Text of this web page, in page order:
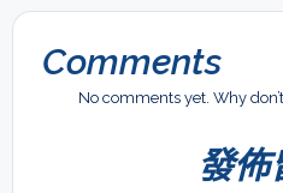
Comments
No comments yet. Why
發佈